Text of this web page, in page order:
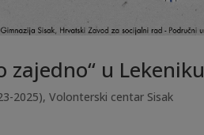
u Lekeniku
2025),Volonterski centar Sisak